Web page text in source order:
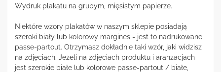
Wydruk plakatu na grubym, mięsistym papierze.
Niektóre wzory plakatów w naszym sklepie posiadają
szeroki biały lub kolorowy margines - jest to nadrukowane
passe-partout. Otrzymasz dokładnie taki wzór, jaki widzisz
na zdjęciach. Jeżeli na zdjęciach produktu i aranżacjach
jest szerokie białe lub kolorowe passe-partout / białe,